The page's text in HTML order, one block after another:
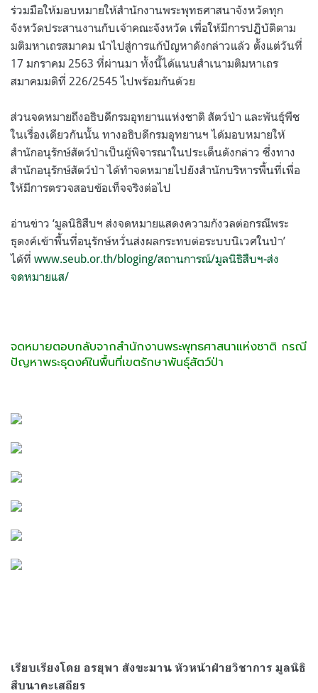
ร่วมมือให้มอบหมายให้สำนักงานพระพุทธศาสนาจังหวัดทุก
จังหวัดประสานงานกับเจ้าคณะจังหวัด เพื่อให้มีการปฏิบัติตาม
มติมหาเถรสมาคม นำไปสู่การแก้ปัญหาดังกล่าวแล้ว ตั้งแต่วันที่
17 มกราคม 2563 ที่ผ่านมา ทั้งนี้ได้แนบสำเนามติมหาเถร
สมาคมมติที่ 226/2545 ไปพร้อมกันด้วย
ส่วนจดหมายถึงอธิบดีกรมอุทยานแห่งชาติ สัตว์ป่า และพันธุ์พืช
ในเรื่องเดียวกันนั้น ทางอธิบดีกรมอุทยานฯ ได้มอบหมายให้
สำนักอนุรักษ์สัตว์ป่าเป็นผู้พิจารณาในประเด็นดังกล่าว ซึ่งทาง
สำนักอนุรักษ์สัตว์ป่า ได้ทำจดหมายไปยังสำนักบริหารพื้นที่เพื่อ
ให้มีการตรวจสอบข้อเท็จจริงต่อไป
อ่านข่าว ‘มูลนิธิสืบฯ ส่งจดหมายแสดงความกังวลต่อกรณีพระ
ธุดงค์เข้าพื้นที่อนุรักษ์หวั่นส่งผลกระทบต่อระบบนิเวศในป่า’
ได้ที่ www.seub.or.th/bloging/สถานการณ์/มูลนิธิสืบฯ-ส่ง
จดหมายแส/
จดหมายตอบกลับจากสำนักงานพระพุทธศาสนาแห่งชาติ กรณี
ปัญหาพระธุดงค์ในพื้นที่เขตรักษาพันธุ์สัตว์ป่า
เรียบเรียงโดย อรยุพา สังขะมาน หัวหน้าฝ่ายวิชาการ มูลนิธิ
สืบนาคะเสถียร